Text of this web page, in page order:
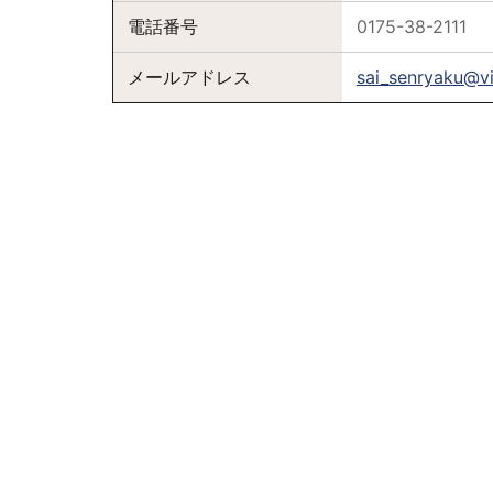
電話番号 0175-38-2111
メールアドレス